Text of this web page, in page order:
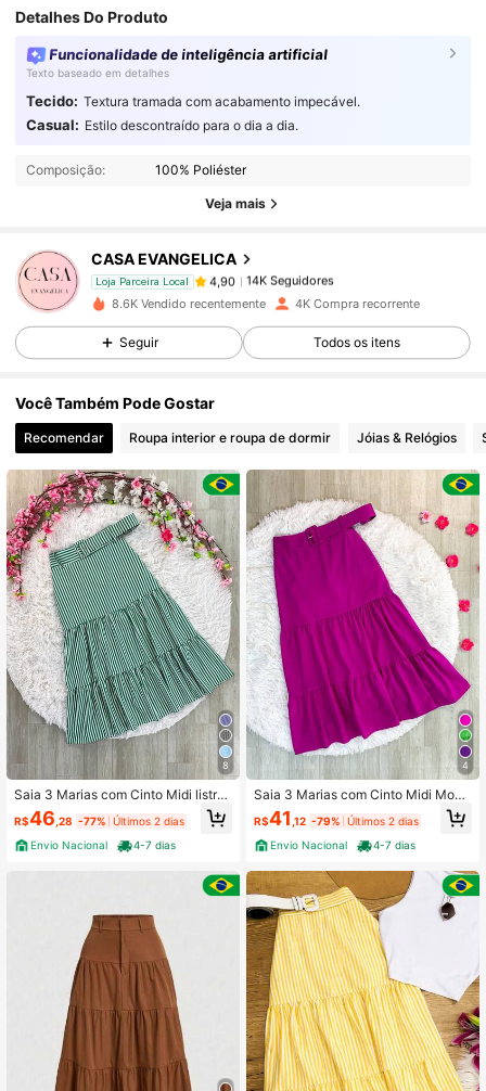
Detalhes Do Produto
Funcionalidade de inteligência artificial
Texto baseado em detalhes
Tecido: Textura tramada com acabamento impecável.
Casual: Estilo descontraído para o dia a dia.
Composição: 100% Poliéster
Veja mais
CASA EVANGELICA
Loja Parceira Local
4,90 14K Seguidores
4,90
14K Seguidores
m***apago1 dia atrás
14K Seguidores
4,90
4,90 14K Seguidores
4,90 14K Seguidores
4,90 14K Seguidores
4,90 14K Seguidores
4,90 14K Seguidores
14K Seguidores
8.6K Vendido recentemente 4K Compra recorrente
Seguir Todos os itens
Você Também Pode Gostar
Recomendar Roupa interior e roupa de dormir Jóias & Relógios
8
Saia 3 Marias com Cinto Midi listra
do Moda Evangélica Lançamento
R$46 ,28 -77% Últimos 2 dias
Envio Nacional
4-7 dias
4
Saia 3 Marias com Cinto Midi Moda
Evangélica Lançamento
R$41 ,12 -79% Últimos 2 dias
Envio Nacional
4-7 dias